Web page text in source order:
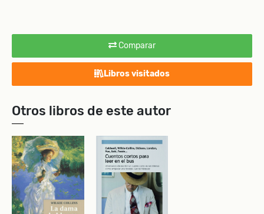
Comparar
Libros visitados
Otros libros de este autor